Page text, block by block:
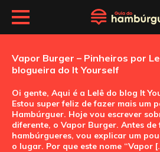
Vapor Burger – Pinheiros por
blogueira do It Yourself
Oi gente, Aqui é a Lelê do blog It
Estou super feliz de fazer mais um
Hambúrguer. Hoje vou escrever
diferente, o Vapor Burger. Antes de
hambúrgueres, vou explicar um
o lugar. Por que este nome “Vapor